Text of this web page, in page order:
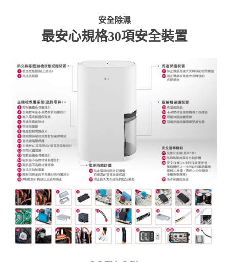
安全除濕
最安心規格30項安全裝置